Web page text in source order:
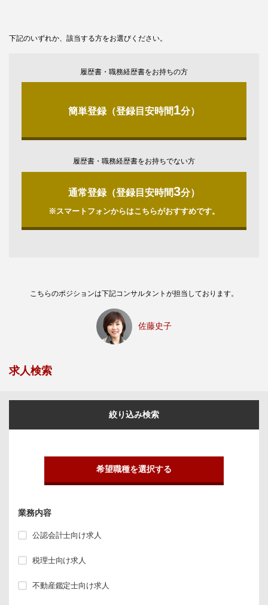
下記のいずれか、該当する方をお選びください。
履歴書・職務経歴書をお持ちの方
簡単登録（登録目安時間1分）
履歴書・職務経歴書をお持ちでない方
通常登録（登録目安時間3分）
※スマートフォンからはこちらがおすすめです。
こちらのポジションは下記コンサルタントが担当しております。
佐藤史子
求人検索
絞り込み検索
希望職種を選択する
業務内容
公認会計士向け求人
税理士向け求人
不動産鑑定士向け求人